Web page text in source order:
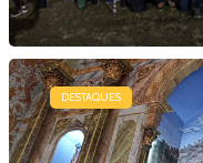
DESTAQUES